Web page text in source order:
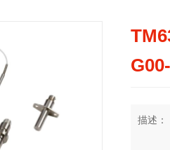
描述：